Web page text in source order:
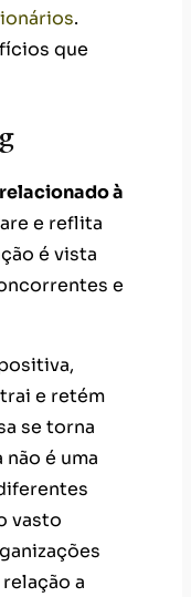
.
que
à
e reflita
é vista
e
e retém
se torna
é uma
vasto
a